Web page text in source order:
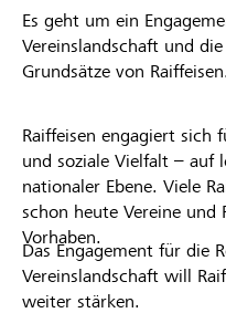
Es geht um ein
Vereinslandschaft und
Grundsätze von Raiffeisen.
Raiffeisen engagiert sich
und soziale Vielfalt – auf
nationaler Ebene. Viele
schon heute Vereine und
Vorhaben.
Das Engagement für die
Vereinslandschaft will
weiter stärken.